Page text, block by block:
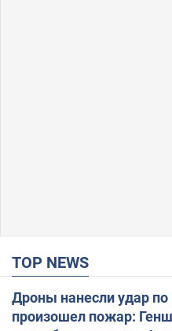
TOP NEWS
Дроны нанесли удар
произошел пожар: